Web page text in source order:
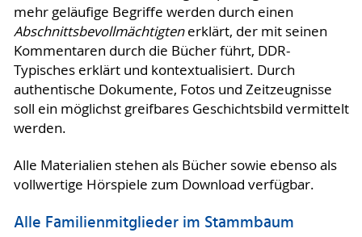
mehr geläufige Begriffe werden durch einen
Abschnittsbevollmächtigtenerklärt, der mit seinen
Kommentaren durch die Bücher führt, DDR-
Typisches erklärt und kontextualisiert. Durch
authentische Dokumente, Fotos und Zeitzeugnisse
soll ein möglichst greifbares Geschichtsbild vermittelt
werden.
Alle Materialien stehen als Bücher sowie ebenso als
vollwertige Hörspiele zum Download verfügbar.
Alle Familienmitglieder im Stammbaum